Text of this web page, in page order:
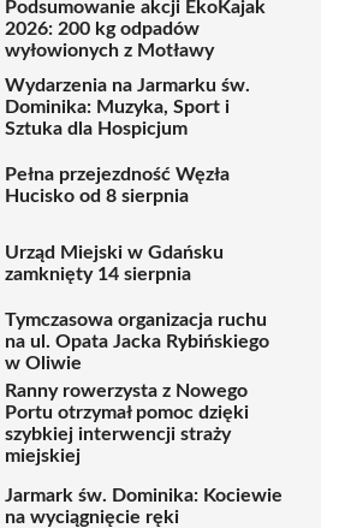
Podsumowanie akcji EkoKajak
2026: 200 kg odpadów
wyłowionych z Motławy
Wydarzenia na Jarmarku św.
Dominika: Muzyka, Sport i
Sztuka dla Hospicjum
Pełna przejezdność Węzła
Hucisko od 8 sierpnia
Urząd Miejski w Gdańsku
zamknięty 14 sierpnia
Tymczasowa organizacja ruchu
na ul. Opata Jacka Rybińskiego
w Oliwie
Ranny rowerzysta z Nowego
Portu otrzymał pomoc dzięki
szybkiej interwencji straży
miejskiej
Jarmark św. Dominika: Kociewie
na wyciągnięcie ręki